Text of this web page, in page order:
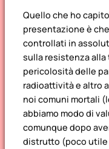
Quello che ho
presentazione è
controllati in
sulla resistenza alla
pericolosità delle
radioattività e altro
noi comuni mortali
abbiamo modo di
comunque dopo
distrutto (poco utile